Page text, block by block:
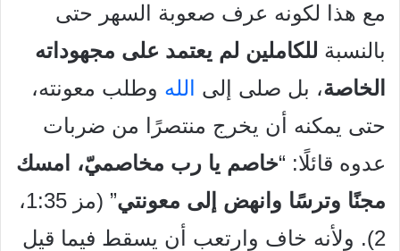
مع هذا لكونه عرف صعوبة السهر حتى
بالنسبة للكاملين لم يعتمد على مجهوداته
الخاصة، بل صلى إلى الله وطلب معونته،
حتى يمكنه أن يخرج منتصرًا من ضربات
عدوه قائلًا: “خاصم يا رب مخاصميّ، امسك
مجنًا وترسًا وانهض إلى معونتي
” (مز 1:35،
2). ولأنه خاف وارتعب أن يسقط فيما قيل